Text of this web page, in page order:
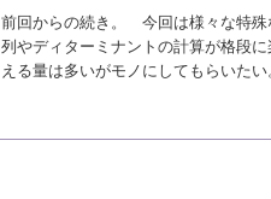
前回からの続き。 今回は様々な特
列やディターミナントの計算が格段
える量は多いがモノにしてもらいた